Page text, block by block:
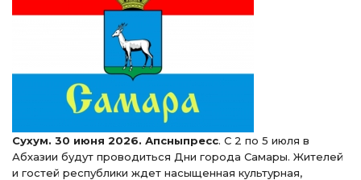
Сухум. 30 июня 2026. Апсныпресс. С 2 по 5 июля в
Абхазии будут проводиться Дни города Самары. Жителей
и гостей республики ждет насыщенная культурная,